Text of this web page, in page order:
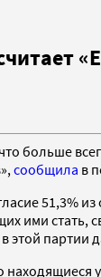
больше
сообщила в
51,3%
ими стать,
этой партии